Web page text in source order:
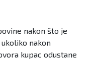
nakon što je
nakon
kupac odustane